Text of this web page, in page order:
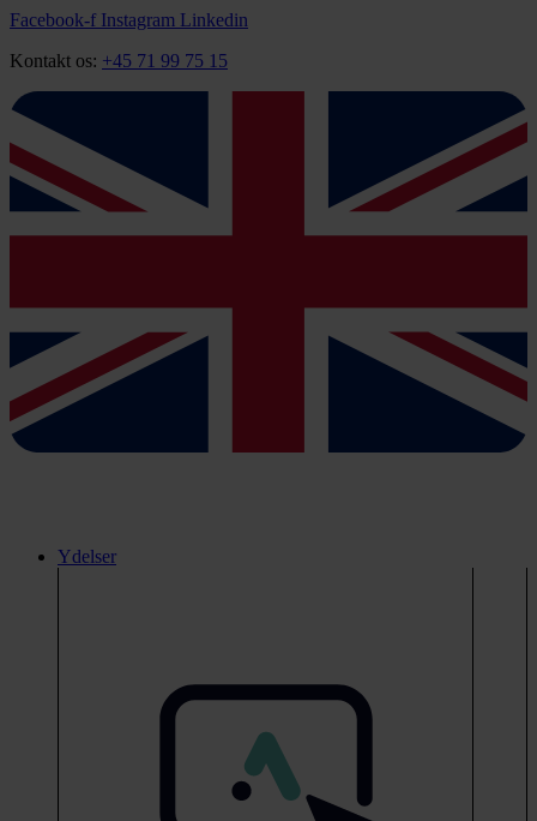
Videre
indhold
Facebook-f Instagram Linkedin
Kontakt os: +45 71 99 75 15
Ydelser